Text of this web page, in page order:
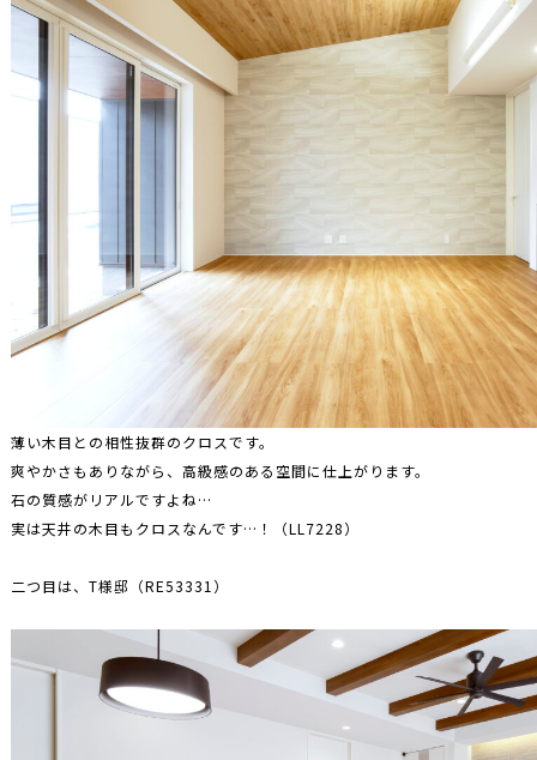
薄い木目との相性抜群のクロスです。
爽やかさもありながら、高級感のある空間に仕上がります。
石の質感がリアルですよね…
実は天井の木目もクロスなんです…！（LL7228）
二つ目は、T様邸（RE53331）